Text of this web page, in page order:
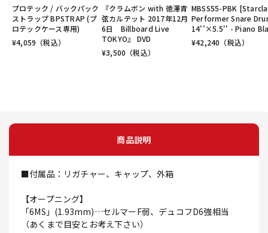
プロテック / バックパック
ストラップ BPSTRAP (プ
ロテックケース専用)
¥4,059 （税込）
『クラムボン with 徳澤青
弦カルテット 2017年12月
6日 Billboard Live
TOKYO』 DVD
¥3,500 （税込）
MBSS55-PBK
Performer Snare
14''×5.5'' - Piano
¥42,240 （税込）
商品説明
■付属品：リガチャー、キャップ、外箱
【オープニング】
「6MS」(1.93mm)…セルマーF弱、デュコフD6強相当
（あくまで目安とお考え下さい）